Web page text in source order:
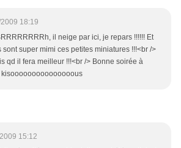
18:19
il neige par ici, je repars !!!!!! Et
sont super mimi ces petites miniatures !!!<br />
qd il fera meilleur !!!<br /> Bonne soirée à
kisooooooooooooooous
15:12